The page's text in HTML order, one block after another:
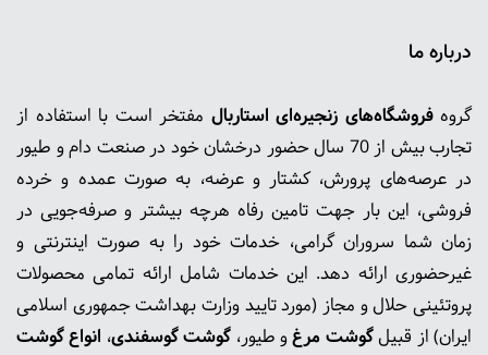
درباره ما
گروهفروشگاه‌های زنجیره‌ای استاربال مفتخر است با استفاده از
تجارب بیش از 70 سال حضور درخشان خود در صنعت دام و طیور
در عرصه‌های پرورش، کشتار و عرضه، به صورت عمده و خرده
فروشی، این بار جهت تامین رفاه هرچه بیشتر و صرفه‌جویی در
زمان شما سروران گرامی، خدمات خود را به صورت اینترنتی و
غیرحضوری ارائه دهد. این خدمات شامل ارائه تمامی محصولات
پروتئینی حلال و مجاز (مورد تایید وزارت بهداشت جمهوری اسلامی
ایران) از قبیلگوشت‌ مرغو طیور، گوشت گوسفندی، انواع گوشت